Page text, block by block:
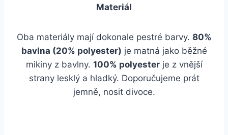
Materiál
Oba materiály mají dokonale pestré barvy. 80%
bavlna (20% polyester) je matná jako běžné
mikiny z bavlny. 100% polyesterje z vnější
strany lesklý a hladký. Doporučujeme prát
jemně, nosit divoce.